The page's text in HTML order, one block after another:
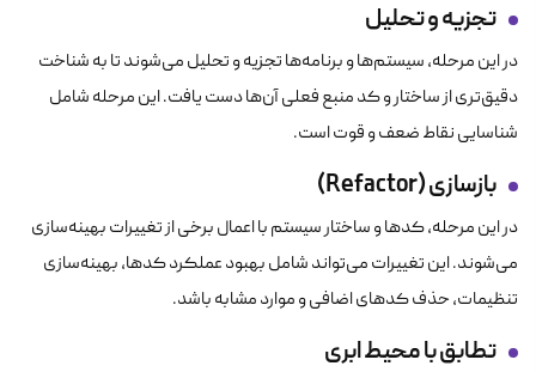
تجزیه و تحلیل
در این مرحله، سیستم‌ها و برنامه‌ها تجزیه و تحلیل می‌شوند تا به شناخت
دقیق‌تری از ساختار و کد منبع فعلی آن‌ها دست یافت. این مرحله شامل
شناسایی نقاط ضعف و قوت است.
بازسازی(Refactor)
در این مرحله، کدها و ساختار سیستم با اعمال برخی از تغییرات بهینه‌سازی
می‌شوند. این تغییرات می‌تواند شامل بهبود عملکرد کدها، بهینه‌سازی
تنظیمات، حذف کدهای اضافی و موارد مشابه باشد.
تطابق با محیط ابری